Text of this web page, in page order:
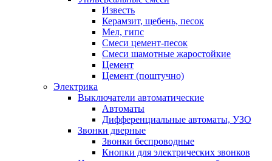
Известь
Керамзит, щебень, песок
Мел, гипс
Смеси цемент-песок
Смеси шамотные жаростойкие
Цемент
Цемент (поштучно)
Электрика
Выключатели автоматические
Автоматы
Дифференциальные автоматы, УЗО
Звонки дверные
Звонки беспроводные
Кнопки для электрических звонков